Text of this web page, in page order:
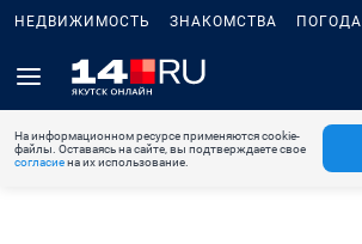
НЕДВИЖИМОСТЬ ЗНАКОМСТВА ПОГОДА
На информационном ресурсе применяются cookie-
файлы. Оставаясь на сайте, вы подтверждаете свое
согласиена их использование.